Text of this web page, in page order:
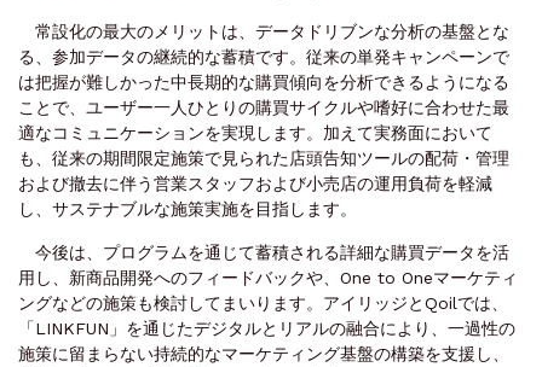
常設化の最大のメリットは、データドリブンな分析の基盤とな
る、参加データの継続的な蓄積です。従来の単発キャンペーンで
は把握が難しかった中長期的な購買傾向を分析できるようになる
ことで、ユーザー一人ひとりの購買サイクルや嗜好に合わせた最
適なコミュニケーションを実現します。加えて実務面において
も、従来の期間限定施策で見られた店頭告知ツールの配荷・管理
および撤去に伴う営業スタッフおよび小売店の運用負荷を軽減
し、サステナブルな施策実施を目指します。
今後は、プログラムを通じて蓄積される詳細な購買データを活
用し、新商品開発へのフィードバックや、One to Oneマーケティ
ングなどの施策も検討してまいります。アイリッジとQoilでは、
「LINKFUN」を通じたデジタルとリアルの融合により、一過性の
施策に留まらない持続的なマーケティング基盤の構築を支援し、